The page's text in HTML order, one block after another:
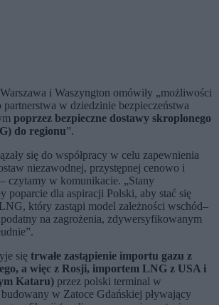
i Waszyngton omówiły „możliwości
w dziedzinie bezpieczeństwa
poprzez bezpieczne dostawy skroplonego
do regionu”.
się do współpracy w celu zapewnienia
niezawodnej, przystępnej cenowo i
czytamy w komunikacie. „Stany
poparcie dla aspiracji Polski, aby stać się
który zastąpi model zależności wschód–
na zagrożenia, zdywersyfikowanym
się trwałe zastąpienie importu gazu z
a więc z Rosji, importem LNG z USA i
Kataru) przez polski terminal w
w Zatoce Gdańskiej pływający